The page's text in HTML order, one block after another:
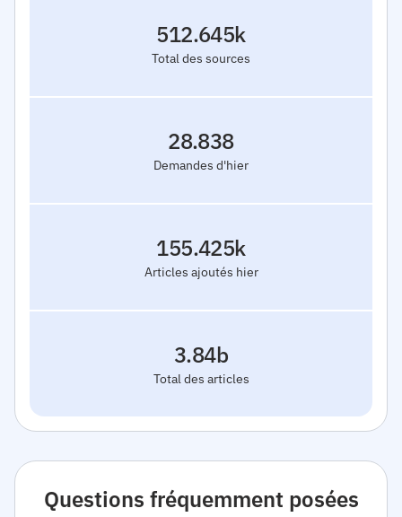
Total des sources
512.645k
Demandes d'hier
28.838
Articles ajoutés hier
155.425k
Total des articles
3.84b
Questions fréquemment posées